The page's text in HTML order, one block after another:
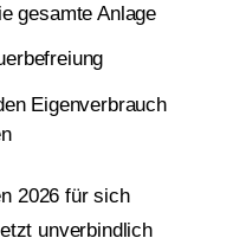
gesamte Anlage
Eigenverbrauch
2026 für sich
unverbindlich